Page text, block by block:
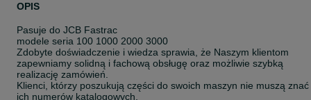
OPIS
Pasuje do JCB Fastrac
modele seria 100 1000 2000 3000
Zdobyte doświadczenie i wiedza sprawia, że Naszym klientom
zapewniamy solidną i fachową obsługę oraz możliwie szybką
realizację zamówień.
Klienci, którzy poszukują części do swoich maszyn nie muszą znać
ich numerów katalogowych,